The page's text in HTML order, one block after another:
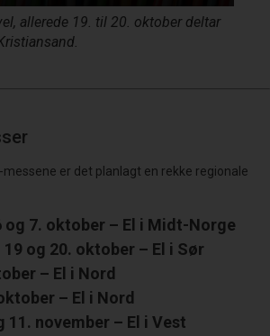
allerede 19. til 20. oktober deltar
messene er det planlagt en rekke regionale
og 7. oktober – El i Midt-Norge
og 20. oktober – El i Sør
– El i Nord
– El i Nord
11. november – El i Vest